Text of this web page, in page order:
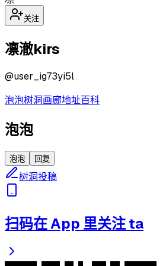
关注
凛澈kirs
@user_ig73yi5l
泡泡树洞画廊地址百科
泡泡
泡泡 回复
树洞投稿
扫码在 App 里关注 ta